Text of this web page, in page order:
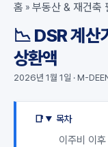
홈 » 부동산 & 재건축
📉 DSR 계산
상환액
2026년 1월 1일 · M-
목차
이주비 이